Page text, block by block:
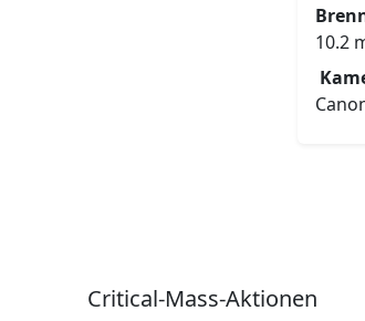
10.2
Critical-Mass-Aktionen